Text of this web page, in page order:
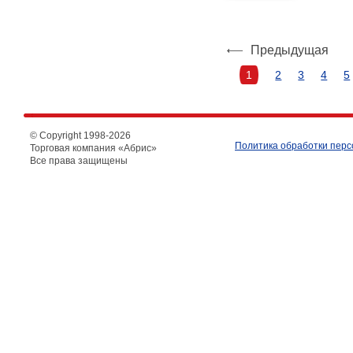
Предыдущая
1 2 3 4 5
© Copyright 1998-2026
Торговая компания «Абрис»
Все права защищены
Политика обработки